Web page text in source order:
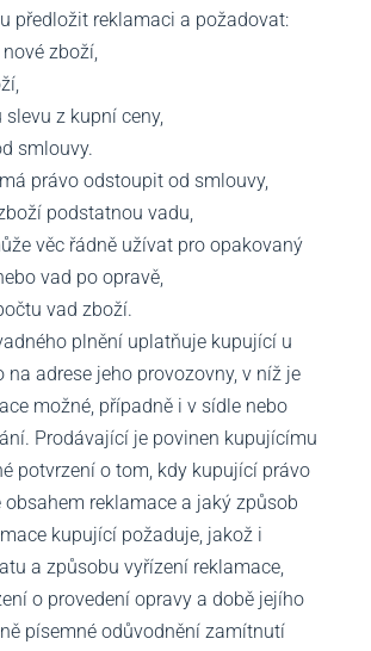
předložit reklamaci a požadovat:
zboží,
z kupní ceny,
smlouvy.
právo odstoupit od smlouvy,
podstatnou vadu,
věc řádně užívat pro opakovaný
vad po opravě,
vad zboží.
plnění uplatňuje kupující u
na adrese jeho provozovny, v níž je
možné, případně i v sídle nebo
Prodávající je povinen kupujícímu
potvrzení o tom, kdy kupující právo
obsahem reklamace a jaký způsob
kupující požaduje, jakož i
a způsobu vyřízení reklamace,
o provedení opravy a době jejího
písemné odůvodnění zamítnutí